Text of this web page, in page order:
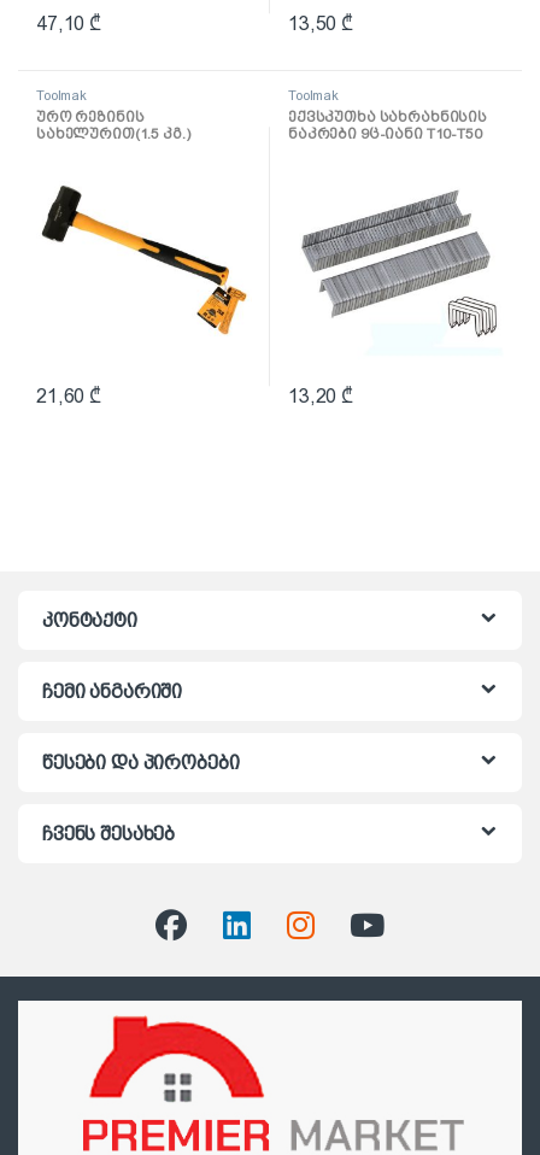
47,10 ₾ 13,50 ₾
Toolmak
ურო რეზინის
სახელურით(1.5 კგ.)
21,60 ₾
Toolmak
ექვსკუთხა სახრახნისის
ნაკრები 9ც-იანი T10-T50
13,20 ₾
კონტაქტი
ჩემი ანგარიში
წესები და პირობები
ჩვენს შესახებ